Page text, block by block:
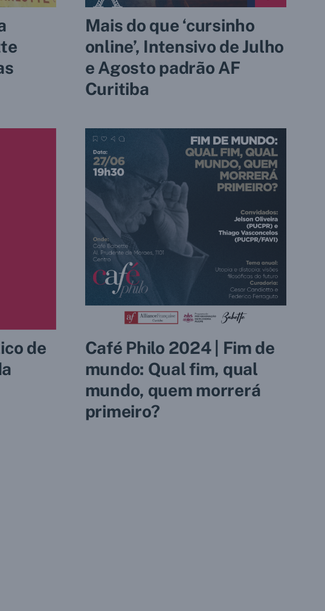
Mais do que ‘cursinho
online’, Intensivo de Julho
e Agosto padrão AF
Curitiba
de
Café Philo 2024 | Fim de
mundo: Qual fim, qual
mundo, quem morrerá
primeiro?